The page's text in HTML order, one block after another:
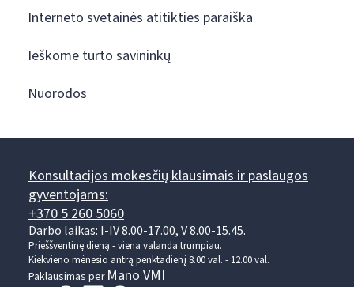
Interneto svetainės atitikties paraiška
Ieškome turto savininkų
Nuorodos
Konsultacijos mokesčių klausimais ir paslaugos
gyventojams:
+370 5 260 5060
Darbo laikas: I-IV 8.00-17.00, V 8.00-15.45.
Prieššventinę dieną - viena valanda trumpiau.
Kiekvieno mėnesio antrą penktadienį 8.00 val. - 12.00 val.
Paklausimas perMano VMI